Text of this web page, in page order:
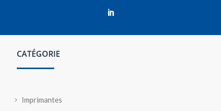

CATÉGORIE
Imprimantes